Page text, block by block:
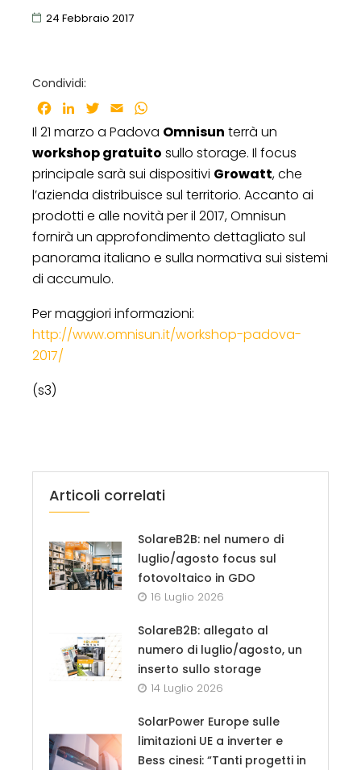
24 Febbraio 2017
Condividi:
Facebook
LinkedInTwitter
Email
Il 21 marzo a Padova Omnisun terrà un
workshop gratuito sullo storage. Il focus
principale sarà sui dispositivi Growatt, che
l’azienda distribuisce sul territorio. Accanto ai
prodotti e alle novità per il 2017, Omnisun
fornirà un approfondimento dettagliato sul
panorama italiano e sulla normativa sui sistemi
di accumulo.
Per maggiori informazioni:
http://www.omnisun.it/workshop-padova-
2017/
(s3)
Articoli correlati
SolareB2B: nel numero di
luglio/agosto focus sul
fotovoltaico in GDO
16 Luglio 2026
SolareB2B: allegato al
numero di luglio/agosto, un
inserto sullo storage
14 Luglio 2026
SolarPower Europe sulle
limitazioni UE a inverter e
Bess cinesi: “Tanti progetti in